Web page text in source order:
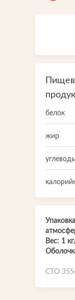
белок
жир
Вес: 1
СТО